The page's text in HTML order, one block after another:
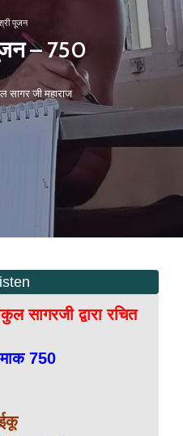
पूजन
– 750
सागर जी महाराज
सागरजी द्वारा रचित
750